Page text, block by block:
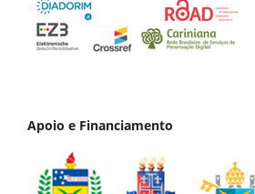
Apoio e Financiamento